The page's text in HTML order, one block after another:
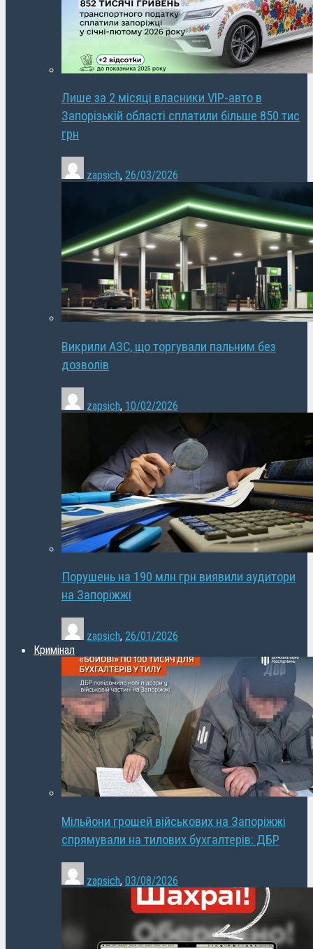
Лише за 2 місяці власники VIP-авто в
Запорізькій області сплатили більше 850 тис
грн
zapsich, 26/03/2026
Викрили АЗС, що торгували пальним без
дозволів
zapsich, 10/02/2026
Порушень на 190 млн грн виявили аудитори
на Запоріжжі
zapsich, 26/01/2026
Кримінал
Мільйони грошей військових на Запоріжжі
спрямували на тилових бухгалтерів: ДБР
zapsich, 03/08/2026